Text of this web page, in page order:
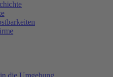
die Umgebung